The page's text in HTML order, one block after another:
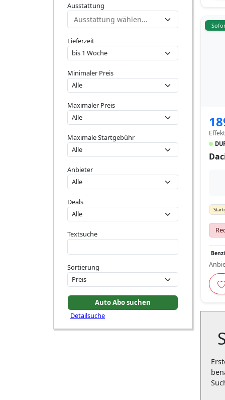
Ausstattung
Lieferzeit
Minimaler Preis
Maximaler Preis
Maximale Startgebühr
Anbieter
Deals
Textsuche
Sortierung
Detailsuche